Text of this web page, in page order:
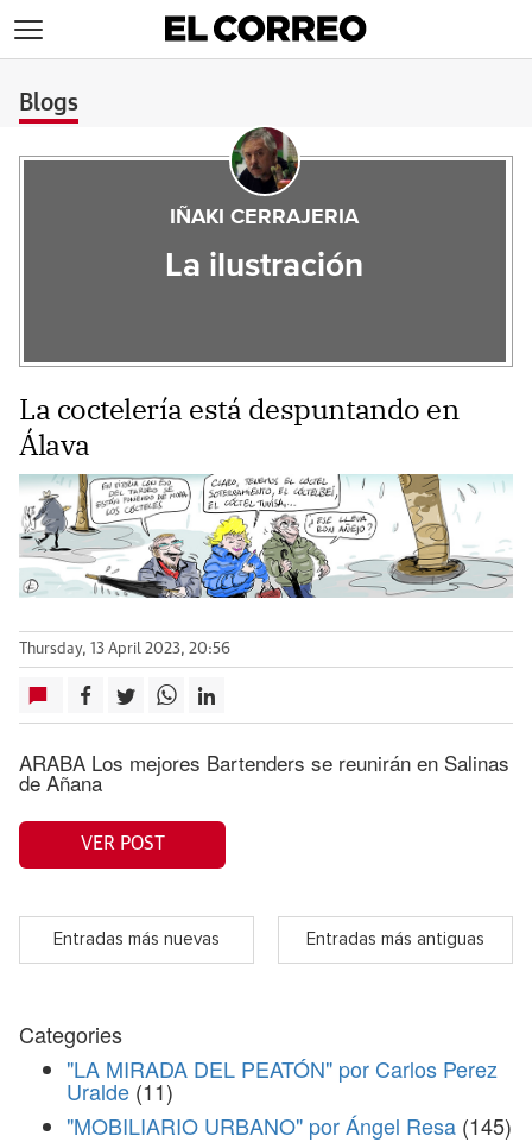
Blogs
IÑAKI CERRAJERIA
La ilustración
La coctelería está despuntando en
Álava
Thursday, 13 April 2023, 20:56
ARABA Los mejores Bartenders se reunirán en Salinas
de Añana
VER POST
Entradas más nuevas Entradas más antiguas
Categories
"LA MIRADA DEL PEATÓN" por Carlos Perez
Uralde (11)
"MOBILIARIO URBANO" por Ángel Resa (145)